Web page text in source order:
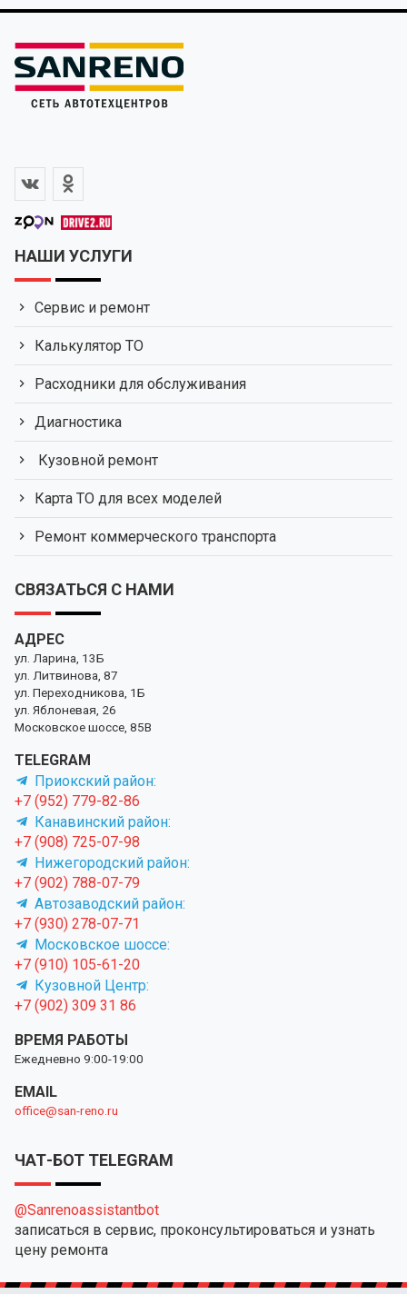
НАШИ УСЛУГИ
Сервис и ремонт
Калькулятор ТО
Расходники для обслуживания
Диагностика
Кузовной ремонт
Карта ТО для всех моделей
Ремонт коммерческого транспорта
СВЯЗАТЬСЯ С НАМИ
АДРЕС
ул. Ларина, 13Б
ул. Литвинова, 87
ул. Переходникова, 1Б
ул. Яблоневая, 26
Московское шоссе, 85В
TELEGRAM
Приокский район:
+7 (952) 779-82-86
Канавинский район:
+7 (908) 725-07-98
Нижегородский район:
+7 (902) 788-07-79
Автозаводский район:
+7 (930) 278-07-71
Московское шоссе:
+7 (910) 105-61-20
Кузовной Центр:
+7 (902) 309 31 86
ВРЕМЯ РАБОТЫ
Ежедневно 9:00-19:00
EMAIL
office@san-reno.ru
ЧАТ-БОТ TELEGRAM
@Sanrenoassistantbot
записаться в сервис, проконсультироваться и узнать
цену ремонта